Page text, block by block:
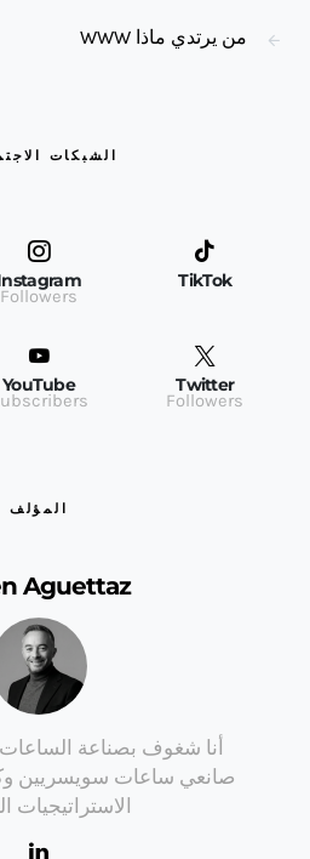
من يرتدي ماذا WWW
الشبكات
TikTok
Followers
Twitter
Followers
YouTube
المؤلف
Aguettaz
أنا شغوف بصناعة
صانعي ساعات سويسريين
الاستراتيجيات